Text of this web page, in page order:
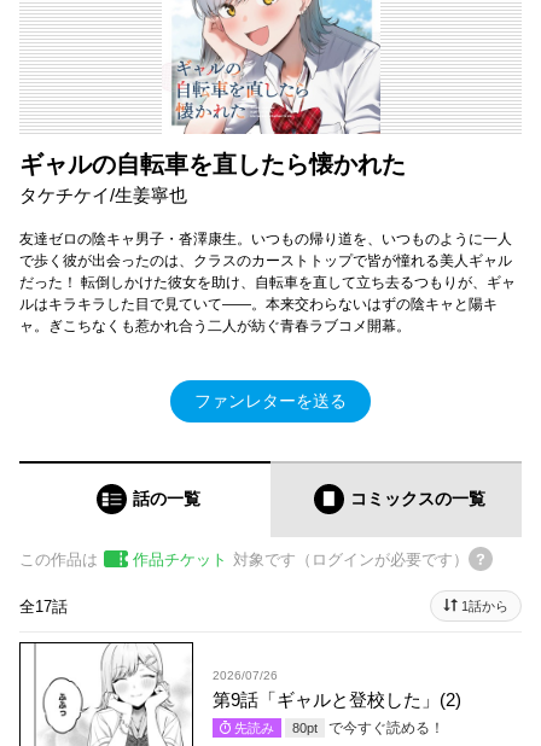
ギャルの自転車を直したら懐かれた
タケチケイ/生姜寧也
友達ゼロの陰キャ男子・沓澤康生。いつもの帰り道を、いつものように一人
で歩く彼が出会ったのは、クラスのカーストトップで皆が憧れる美人ギャル
だった！ 転倒しかけた彼女を助け、自転車を直して立ち去るつもりが、ギャ
ルはキラキラした目で見ていて――。本来交わらないはずの陰キャと陽キ
ャ。ぎこちなくも惹かれ合う二人が紡ぐ青春ラブコメ開幕。
ファンレターを送る
話の一覧 コミックスの一覧
この作品は 作品チケット 対象です（ログインが必要です）
全17話 1話から
2026/07/26
第9話「ギャルと登校した」(2)
先読み 80pt で今すぐ読める！